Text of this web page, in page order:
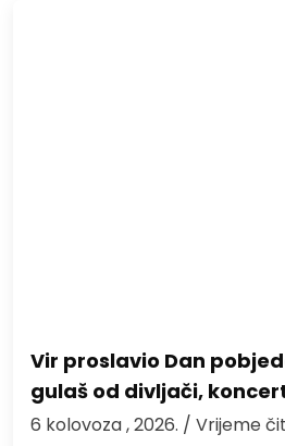
Vir proslavio Dan
gulaš od divljači,
6 kolovoza , 2026. / Vrijeme